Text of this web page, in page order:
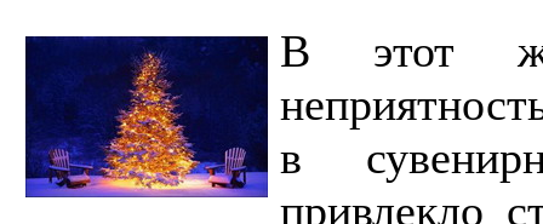
В этот
в
привлекло